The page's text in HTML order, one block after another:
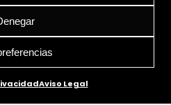
Aviso Legal